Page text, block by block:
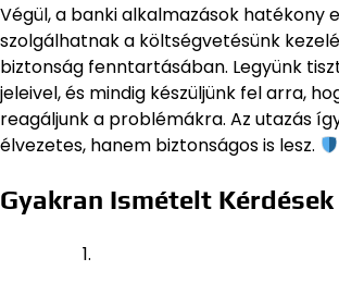
Végül, a banki alkalmazások hatékony
szolgálhatnak a költségvetésünk
biztonság fenntartásában. Legyünk
jeleivel, és mindig készüljünk fel arra,
reagáljunk a problémákra. Az utazás
élvezetes, hanem biztonságos is lesz.
Gyakran Ismételt Kérdések